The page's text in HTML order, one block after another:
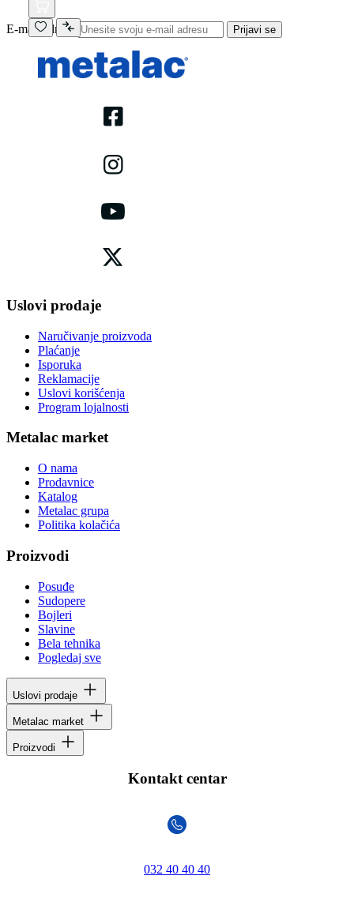
E-mail adresa Prijavi se
Uslovi prodaje
Naručivanje proizvoda
Plaćanje
Isporuka
Reklamacije
Uslovi korišćenja
Program lojalnosti
Metalac market
O nama
Prodavnice
Katalog
Metalac grupa
Politika kolačića
Proizvodi
Posuđe
Sudopere
Bojleri
Slavine
Bela tehnika
Pogledaj sve
Uslovi prodaje
Metalac market
Proizvodi
Kontakt centar
032 40 40 40